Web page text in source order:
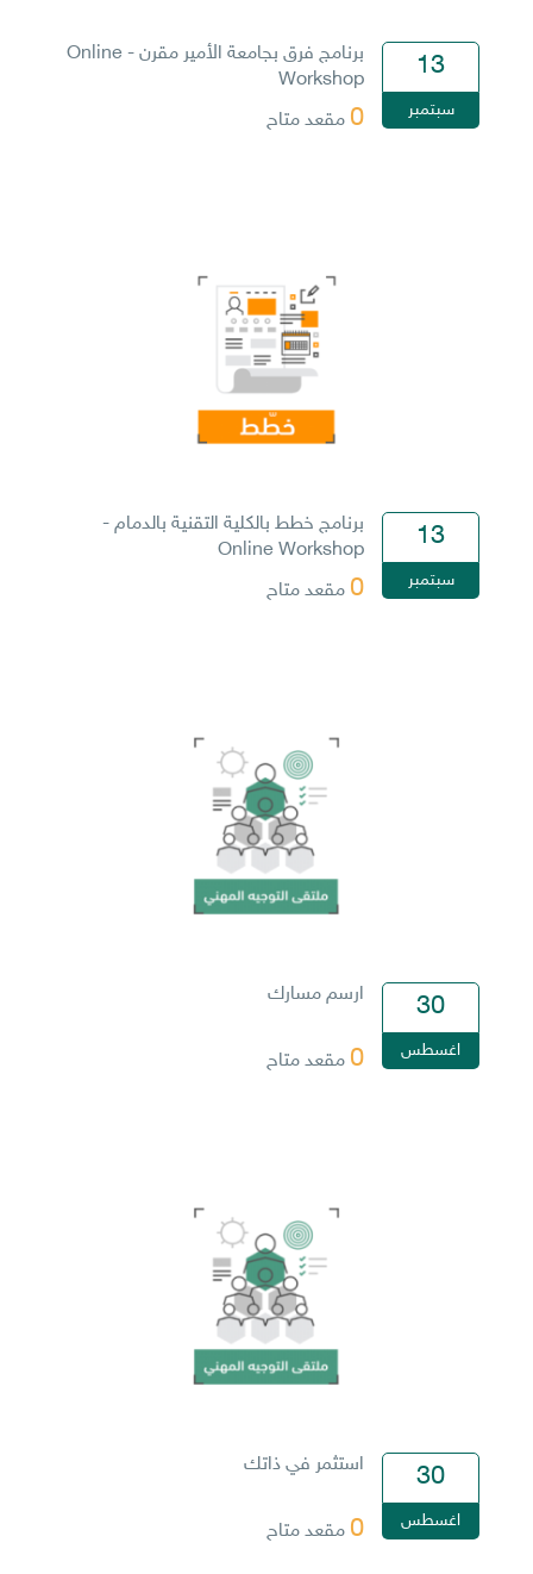
13
سبتمبر
برنامج فرق بجامعة الأمير مقرن - Online
Workshop
0 مقعد متاح
13
سبتمبر
برنامج خطط بالكلية التقنية بالدمام -
Online Workshop
0 مقعد متاح
30
اغسطس
ارسم مسارك
0 مقعد متاح
30
اغسطس
استثمر في ذاتك
0 مقعد متاح